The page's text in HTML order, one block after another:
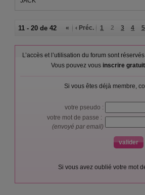
11 - 20 de 42 « ‹ Préc. 1 2 3 4 5
L’accès et l’utilisation du forum sont
Vous pouvez vous inscrire
Si vous êtes déjà membre,
votre pseudo :
votre mot de passe :
(envoyé par email)
Si vous avez oublié votre mot